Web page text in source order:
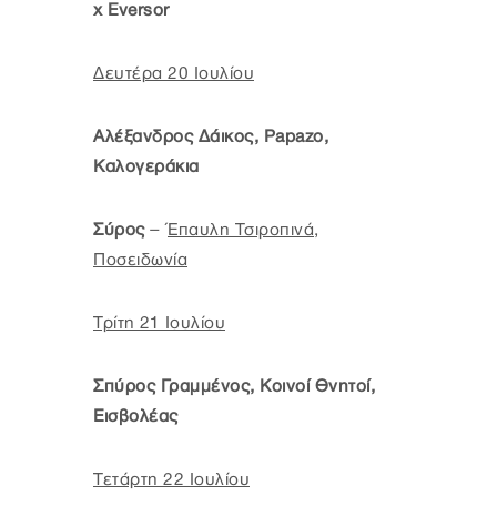
x Eversor
Δευτέρα 20 Ιουλίου
Αλέξανδρος Δάικος, Papazo,
Καλογεράκια
Σύρος–Έπαυλη Τσιροπινά,
Ποσειδωνία
Τρίτη 21 Ιουλίου
Σπύρος Γραμμένος, Κοινοί Θνητοί,
Εισβολέας
Τετάρτη 22 Ιουλίου